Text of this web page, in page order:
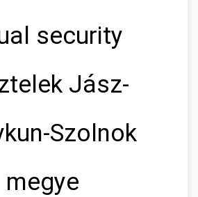
security
Jász-
Szolnok
megye